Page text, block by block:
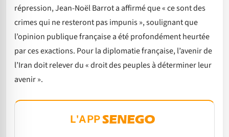
répression, Jean-Noël Barrot a affirmé que « ce sont des
crimes qui ne resteront pas impunis », soulignant que
l’opinion publique française a été profondément heurtée
par ces exactions. Pour la diplomatie française, l’avenir de
l’Iran doit relever du « droit des peuples à déterminer leur
avenir ».
L'APP